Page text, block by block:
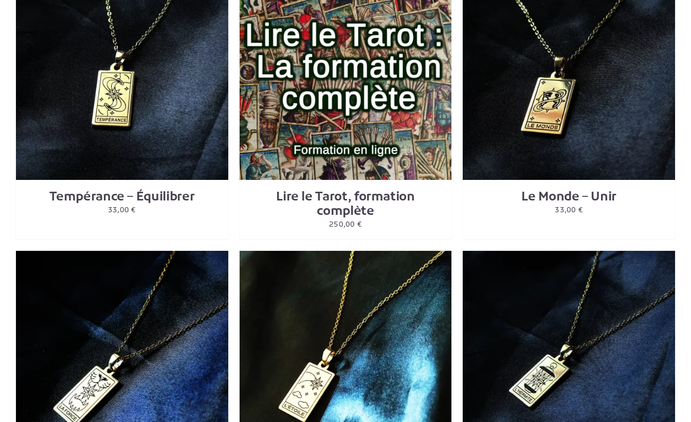
Tempérance – Équilibrer
33,00€
AJOUTER AU PANIER / DETAILS
Lire le Tarot, formation
complète
250,00 €
AJOUTER AU PANIER / DETAILS
Le Monde – Unir
33,00 €
AJOUTER AU PANIER / DETAILS AJOUTER AU PANIER / DETAILS